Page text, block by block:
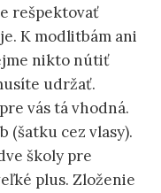
rešpektovať
K modlitbám ani
nikto nútiť
udržať.
vás tá vhodná.
(šatku cez vlasy).
školy pre
plus. Zloženie